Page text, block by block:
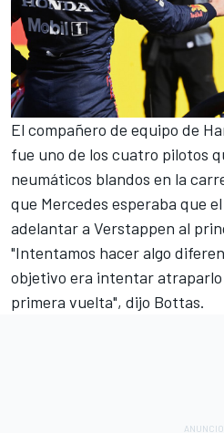
El compañero de equipo de
fue uno de los cuatro pilotos
neumáticos blandos en la
que Mercedes esperaba que
adelantar a Verstappen al
"Intentamos hacer algo
objetivo era intentar atraparlo
primera vuelta", dijo Bottas.